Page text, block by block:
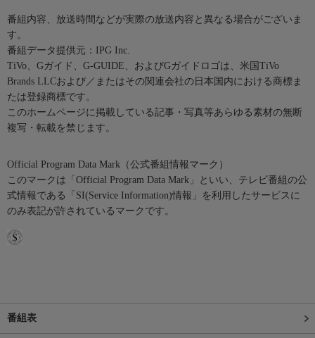
番組内容、放送時間などが実際の放送内容と異なる場合がございま
す。
番組データ提供元：IPG Inc.
TiVo、Gガイド、G-GUIDE、およびGガイドロゴは、米国TiVo
Brands LLCおよび／またはその関連会社の日本国内における商標ま
たは登録商標です。
このホームページに掲載している記事・写真等あらゆる素材の無断
複写・転載を禁じます。
Official Program Data Mark（公式番組情報マーク）
このマークは「Official Program Data Mark」といい、テレビ番組の公
式情報である「SI(Service Information)情報」を利用したサービスに
のみ表記が許されているマークです。
番組表